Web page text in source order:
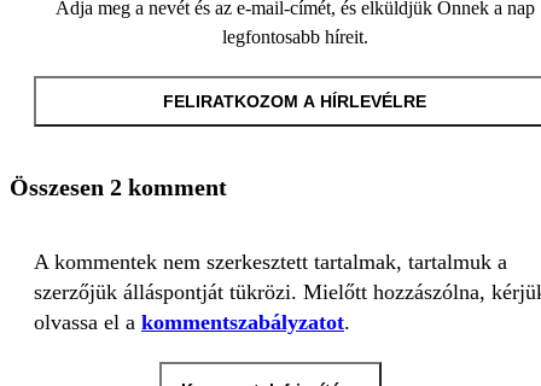
Adja meg a nevét és az e-mail-címét, és elküldjük Önnek a nap
legfontosabb híreit.
FELIRATKOZOM A HÍRLEVÉLRE
Összesen 2 komment
A kommentek nem szerkesztett tartalmak, tartalmuk a
szerzőjük álláspontját tükrözi. Mielőtt hozzászólna,
olvassa el a kommentszabályzatot.